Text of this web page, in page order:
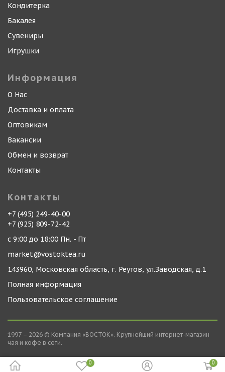
0 0
Кондитерка
Бакалея
Сувениры
Игрушки
Информация
О Нас
Доставка и оплата
Оптовикам
Вакансии
Обмен и возврат
Контакты
Контакты
+7 (495) 249-40-00
+7 (925) 809-72-42
с 9:00 до 18:00 Пн. - Пт
market@vostoktea.ru
143960, Московская область, г. Реутов, ул.Заводская, д.1
Полная информация
Пользовательское соглашение
1997 – 2026 © Компания «ВОСТОК». Крупнейший интернет-магазин
чая и кофе в сети.